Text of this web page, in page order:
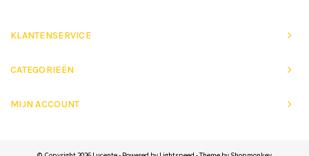
KLANTENSERVICE
CATEGORIEËN
MIJN ACCOUNT